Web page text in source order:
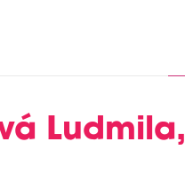
Ludmila,